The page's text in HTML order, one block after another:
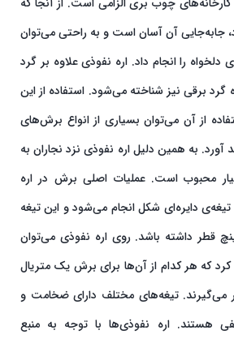
جابه‌جایی آن آسان است و به راحتی می‌توان
را انجام داد. اره نفوذی علاوه بر گرد
گرد برقی نیز شناخته می‌شود. استفاده از این
از آن می‌توان بسیاری از انواع برش‌های
به همین دلیل اره نفوذی نزد نجاران به
محبوب است. عملیات اصلی برش در اره
دایره‌ای شکل انجام می‌شود و این تیغه
بین 3 تا 16 اینچ قطر داشته باشد. روی اره نفوذی می‌توان
که هر کدام از آن‌ها برای برش یک متریال
می‌گیرند. تیغه‌های مختلف دارای ضخامت و
هستند. اره نفوذی‌ها با توجه به منبع